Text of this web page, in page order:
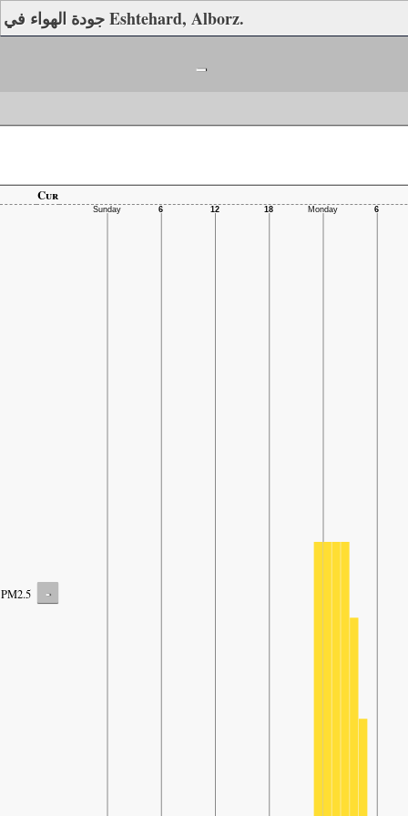
جودة الهواء في Eshtehard, Alborz.
-
Cur
PM2.5 -